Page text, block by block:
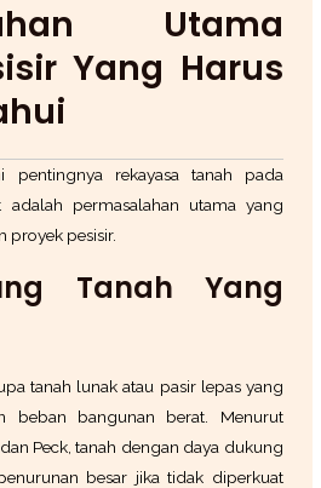
Utama
Yang Harus
pentingnya rekayasa tanah pada
adalah permasalahan utama yang
proyek pesisir.
Tanah Yang
tanah lunak atau pasir lepas yang
beban bangunan berat. Menurut
Peck, tanah dengan daya dukung
besar jika tidak diperkuat